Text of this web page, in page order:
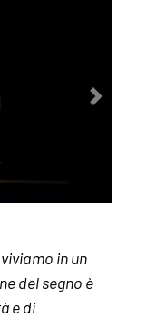
Next
in un
del segno è
e di